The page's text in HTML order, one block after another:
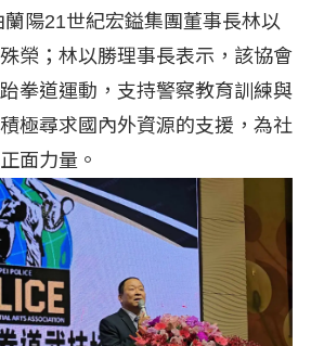
陽21世紀宏鎰集團董事長林以
榮；林以勝理事長表示，該協會
拳道運動，支持警察教育訓練與
極尋求國內外資源的支援，為社
面力量。